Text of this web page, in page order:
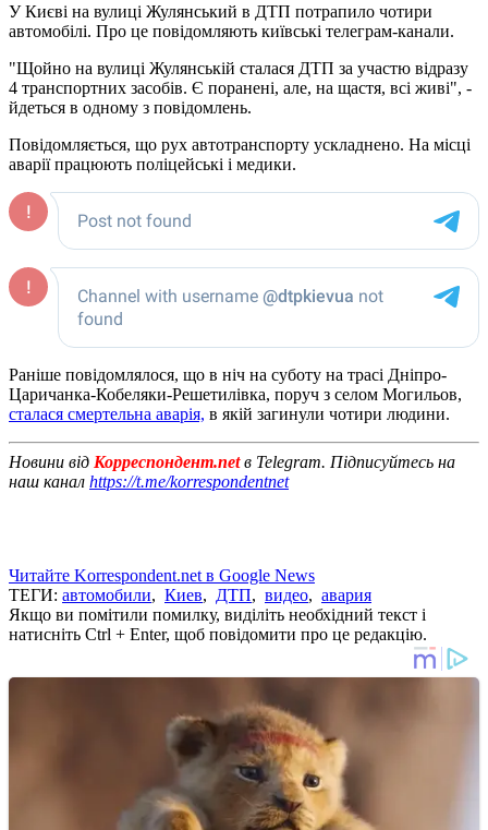
У Києві на вулиці Жулянський в ДТП потрапило чотири
автомобілі. Про це повідомляють київські телеграм-канали.
"Щойно на вулиці Жулянській сталася ДТП за участю відразу
4 транспортних засобів. Є поранені, але, на щастя, всі живі", -
йдеться в одному з повідомлень.
Повідомляється, що рух автотранспорту ускладнено. На місці
аварії працюють поліцейські і медики.
Раніше повідомлялося, що в ніч на суботу на трасі Дніпро-
Царичанка-Кобеляки-Решетилівка, поруч з селом Могильов,
сталася смертельна аварія, в якій загинули чотири людини.
Новини від Корреспондент.netв Telegram. Підписуйтесь на
наш канал https://t.me/korrespondentnet
Читайте Korrespondent.net в Google News
ТЕГИ: автомобили, Киев, ДТП, видео, авария
Якщо ви помітили помилку, виділіть необхідний текст і
натисніть Ctrl + Enter, щоб повідомити про це редакцію.